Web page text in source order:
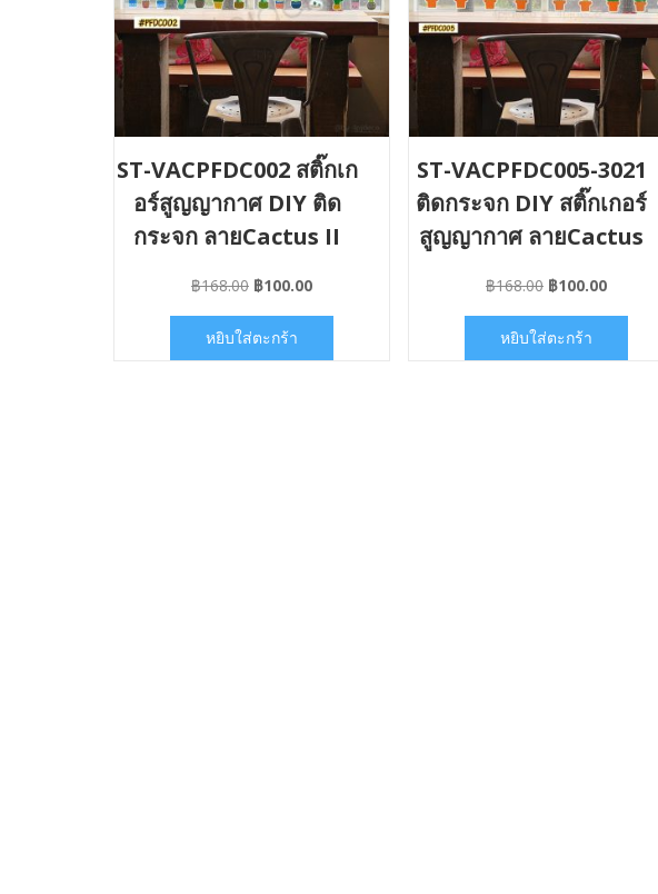
ST-VACPFDC002 สติ๊กเก
อร์สูญญากาศ DIY ติด
กระจก ลายCactus II
฿168.00 Original
was:
฿100.00Current
หยิบใส่ตะกร้า
ST-VACPFDC005-3021
ติดกระจก DIY สติ๊กเกอร์
สูญญากาศ ลายCactus
฿168.00 Original
was:
฿100.00Current
หยิบใส่ตะกร้า